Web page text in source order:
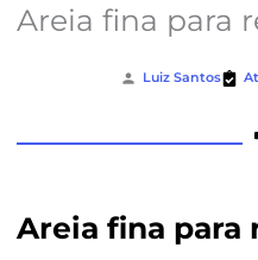
Areia fina para
Luiz Santos
Areia fina para